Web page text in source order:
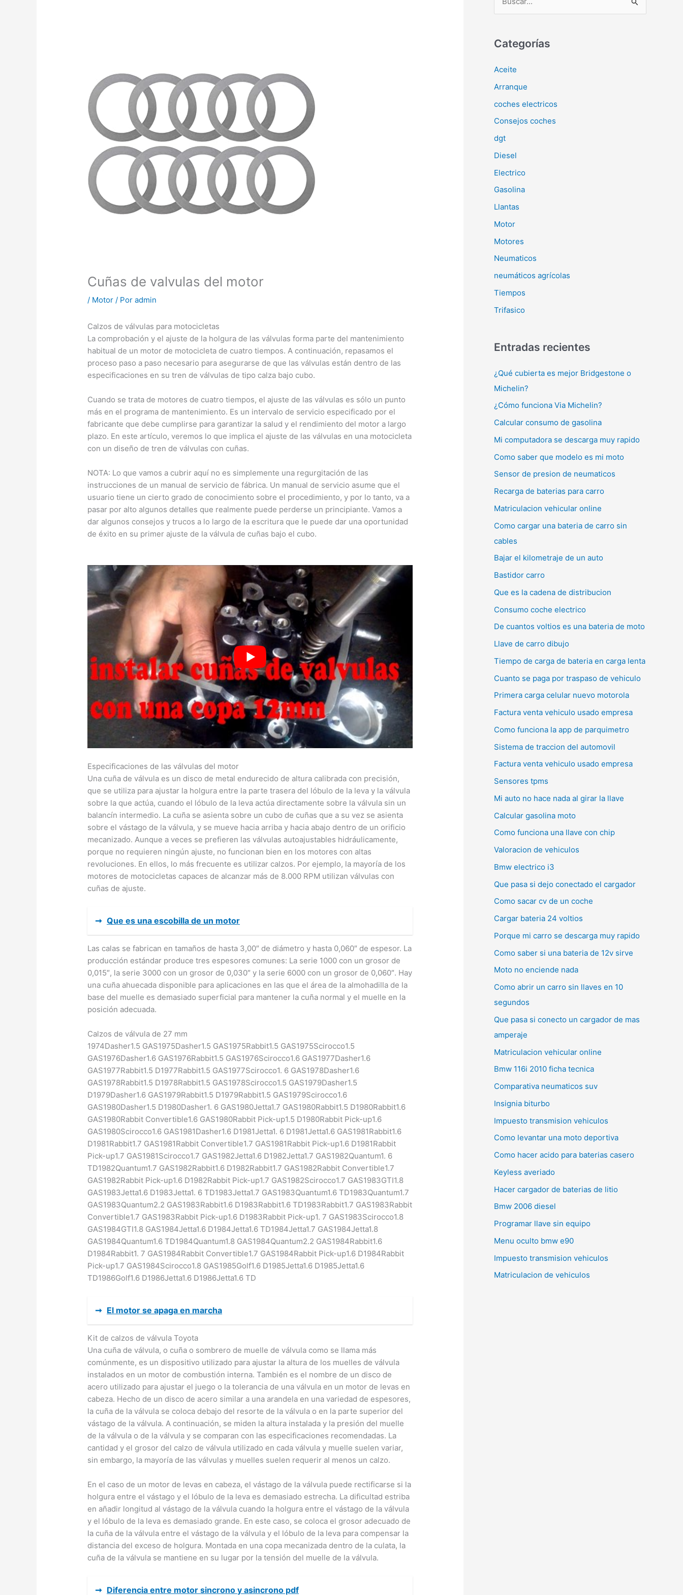
Cuñas de valvulas del motor
/ Motor / Poradmin
Calzos de válvulas para motocicletas
La comprobación y el ajuste de la holgura de las válvulas forma parte del mantenimiento
habitual de un motor de motocicleta de cuatro tiempos. A continuación, repasamos el
proceso paso a paso necesario para asegurarse de que las válvulas están dentro de las
especificaciones en su tren de válvulas de tipo calza bajo cubo.
Cuando se trata de motores de cuatro tiempos, el ajuste de las válvulas es sólo un punto
más en el programa de mantenimiento. Es un intervalo de servicio especificado por el
fabricante que debe cumplirse para garantizar la salud y el rendimiento del motor a largo
plazo. En este artículo, veremos lo que implica el ajuste de las válvulas en una motocicleta
con un diseño de tren de válvulas con cuñas.
NOTA: Lo que vamos a cubrir aquí no es simplemente una regurgitación de las
instrucciones de un manual de servicio de fábrica. Un manual de servicio asume que el
usuario tiene un cierto grado de conocimiento sobre el procedimiento, y por lo tanto, va a
pasar por alto algunos detalles que realmente puede perderse un principiante. Vamos a
dar algunos consejos y trucos a lo largo de la escritura que le puede dar una oportunidad
de éxito en su primer ajuste de la válvula de cuñas bajo el cubo.
Especificaciones de las válvulas del motor
Una cuña de válvula es un disco de metal endurecido de altura calibrada con precisión,
que se utiliza para ajustar la holgura entre la parte trasera del lóbulo de la leva y la válvula
sobre la que actúa, cuando el lóbulo de la leva actúa directamente sobre la válvula sin un
balancín intermedio. La cuña se asienta sobre un cubo de cuñas que a su vez se asienta
sobre el vástago de la válvula, y se mueve hacia arriba y hacia abajo dentro de un orificio
mecanizado. Aunque a veces se prefieren las válvulas autoajustables hidráulicamente,
porque no requieren ningún ajuste, no funcionan bien en los motores con altas
revoluciones. En ellos, lo más frecuente es utilizar calzos. Por ejemplo, la mayoría de los
motores de motocicletas capaces de alcanzar más de 8.000 RPM utilizan válvulas con
cuñas de ajuste.
➞ Que es una escobilla de un motor
Las calas se fabrican en tamaños de hasta 3,00″ de diámetro y hasta 0,060″ de espesor. La
producción estándar produce tres espesores comunes: La serie 1000 con un grosor de
0,015″, la serie 3000 con un grosor de 0,030″ y la serie 6000 con un grosor de 0,060″. Hay
una cuña ahuecada disponible para aplicaciones en las que el área de la almohadilla de la
base del muelle es demasiado superficial para mantener la cuña normal y el muelle en la
posición adecuada.
Calzos de válvula de 27 mm
1974Dasher1.5 GAS1975Dasher1.5 GAS1975Rabbit1.5 GAS1975Scirocco1.5
GAS1976Dasher1.6 GAS1976Rabbit1.5 GAS1976Scirocco1.6 GAS1977Dasher1.6
GAS1977Rabbit1.5 D1977Rabbit1.5 GAS1977Scirocco1. 6 GAS1978Dasher1.6
GAS1978Rabbit1.5 D1978Rabbit1.5 GAS1978Scirocco1.5 GAS1979Dasher1.5
D1979Dasher1.6 GAS1979Rabbit1.5 D1979Rabbit1.5 GAS1979Scirocco1.6
GAS1980Dasher1.5 D1980Dasher1. 6 GAS1980Jetta1.7 GAS1980Rabbit1.5 D1980Rabbit1.6
GAS1980Rabbit Convertible1.6 GAS1980Rabbit Pick-up1.5 D1980Rabbit Pick-up1.6
GAS1980Scirocco1.6 GAS1981Dasher1.6 D1981Jetta1. 6 D1981Jetta1.6 GAS1981Rabbit1.6
D1981Rabbit1.7 GAS1981Rabbit Convertible1.7 GAS1981Rabbit Pick-up1.6 D1981Rabbit
Pick-up1.7 GAS1981Scirocco1.7 GAS1982Jetta1.6 D1982Jetta1.7 GAS1982Quantum1. 6
TD1982Quantum1.7 GAS1982Rabbit1.6 D1982Rabbit1.7 GAS1982Rabbit Convertible1.7
GAS1982Rabbit Pick-up1.6 D1982Rabbit Pick-up1.7 GAS1982Scirocco1.7 GAS1983GTI1.8
GAS1983Jetta1.6 D1983Jetta1. 6 TD1983Jetta1.7 GAS1983Quantum1.6 TD1983Quantum1.7
GAS1983Quantum2.2 GAS1983Rabbit1.6 D1983Rabbit1.6 TD1983Rabbit1.7 GAS1983Rabbit
Convertible1.7 GAS1983Rabbit Pick-up1.6 D1983Rabbit Pick-up1. 7 GAS1983Scirocco1.8
GAS1984GTI1.8 GAS1984Jetta1.6 D1984Jetta1.6 TD1984Jetta1.7 GAS1984Jetta1.8
GAS1984Quantum1.6 TD1984Quantum1.8 GAS1984Quantum2.2 GAS1984Rabbit1.6
D1984Rabbit1. 7 GAS1984Rabbit Convertible1.7 GAS1984Rabbit Pick-up1.6 D1984Rabbit
Pick-up1.7 GAS1984Scirocco1.8 GAS1985Golf1.6 D1985Jetta1.6 D1985Jetta1.6
TD1986Golf1.6 D1986Jetta1.6 D1986Jetta1.6 TD
➞ El motor se apaga en marcha
Kit de calzos de válvula Toyota
Una cuña de válvula, o cuña o sombrero de muelle de válvula como se llama más
comúnmente, es un dispositivo utilizado para ajustar la altura de los muelles de válvula
instalados en un motor de combustión interna. También es el nombre de un disco de
acero utilizado para ajustar el juego o la tolerancia de una válvula en un motor de levas en
cabeza. Hecho de un disco de acero similar a una arandela en una variedad de espesores,
la cuña de la válvula se coloca debajo del resorte de la válvula o en la parte superior del
vástago de la válvula. A continuación, se miden la altura instalada y la presión del muelle
de la válvula o de la válvula y se comparan con las especificaciones recomendadas. La
cantidad y el grosor del calzo de válvula utilizado en cada válvula y muelle suelen variar,
sin embargo, la mayoría de las válvulas y muelles suelen requerir al menos un calzo.
En el caso de un motor de levas en cabeza, el vástago de la válvula puede rectificarse si la
holgura entre el vástago y el lóbulo de la leva es demasiado estrecha. La dificultad estriba
en añadir longitud al vástago de la válvula cuando la holgura entre el vástago de la válvula
y el lóbulo de la leva es demasiado grande. En este caso, se coloca el grosor adecuado de
la cuña de la válvula entre el vástago de la válvula y el lóbulo de la leva para compensar la
distancia del exceso de holgura. Montada en una copa mecanizada dentro de la culata, la
cuña de la válvula se mantiene en su lugar por la tensión del muelle de la válvula.
➞ Diferencia entre motor sincrono y asincrono pdf
c
r
p
o
r
Categorías
Aceite
Arranque
coches electricos
Consejos coches
dgt
Diesel
Electrico
Gasolina
Llantas
Motor
Motores
Neumaticos
neumáticos agrícolas
Tiempos
Trifasico
Entradas recientes
¿Qué cubierta es mejor Bridgestone o
Michelin?
¿Cómo funciona Via Michelin?
Calcular consumo de gasolina
Mi computadora se descarga muy rapido
Como saber que modelo es mi moto
Sensor de presion de neumaticos
Recarga de baterias para carro
Matriculacion vehicular online
Como cargar una bateria de carro sin
cables
Bajar el kilometraje de un auto
Bastidor carro
Que es la cadena de distribucion
Consumo coche electrico
De cuantos voltios es una bateria de moto
Llave de carro dibujo
Tiempo de carga de bateria en carga lenta
Cuanto se paga por traspaso de vehiculo
Primera carga celular nuevo motorola
Factura venta vehiculo usado empresa
Como funciona la app de parquimetro
Sistema de traccion del automovil
Factura venta vehiculo usado empresa
Sensores tpms
Mi auto no hace nada al girar la llave
Calcular gasolina moto
Como funciona una llave con chip
Valoracion de vehiculos
Bmw electrico i3
Que pasa si dejo conectado el cargador
Como sacar cv de un coche
Cargar bateria 24 voltios
Porque mi carro se descarga muy rapido
Como saber si una bateria de 12v sirve
Moto no enciende nada
Como abrir un carro sin llaves en 10
segundos
Que pasa si conecto un cargador de mas
amperaje
Matriculacion vehicular online
Bmw 116i 2010 ficha tecnica
Comparativa neumaticos suv
Insignia biturbo
Impuesto transmision vehiculos
Como levantar una moto deportiva
Como hacer acido para baterias casero
Keyless averiado
Hacer cargador de baterias de litio
Bmw 2006 diesel
Programar llave sin equipo
Menu oculto bmw e90
Impuesto transmision vehiculos
Matriculacion de vehiculos